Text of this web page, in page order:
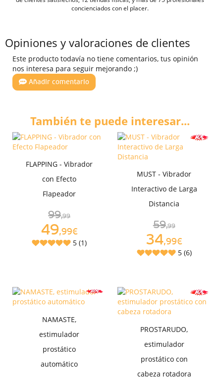
concienciados con el placer.
Opiniones y valoraciones de clientes
Este producto todavía no tiene comentarios, tus opinión
nos interesa para seguir mejorando ;)
Añadir comentario
También te puede interesar...
FLAPPING - Vibrador
con Efecto
Flapeador
99,99
49,99€
5 (1)
MUST - Vibrador
Interactivo de Larga
Distancia
59,99
34,99€
5 (6)
NAMASTE,
estimulador
prostático
automático
PROSTARUDO,
estimulador
prostático con
cabeza rotadora